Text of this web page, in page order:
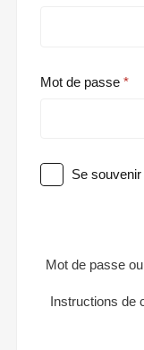
Mot de passe
Se
Mot de passe
Instructions de